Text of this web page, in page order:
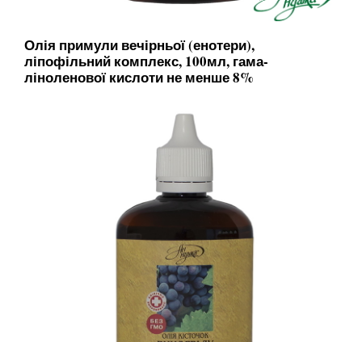
Олія примули вечірньої (енотери),
ліпофільний комплекс, 100мл, гама-
ліноленової кислоти не менше 8%